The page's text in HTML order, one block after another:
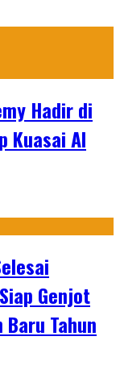
Hadir di
Kuasai AI
Genjot
Tahun